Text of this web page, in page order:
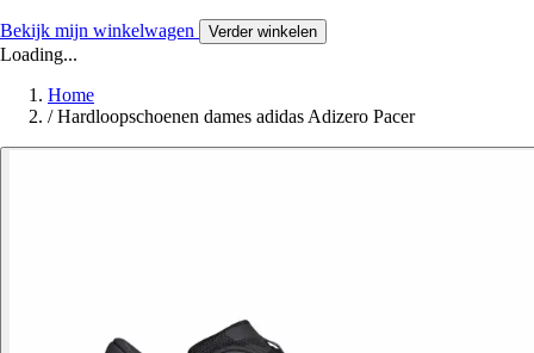
Bekijk mijn winkelwagen Verder winkelen
Loading...
Home
/ Hardloopschoenen dames adidas Adizero Pacer